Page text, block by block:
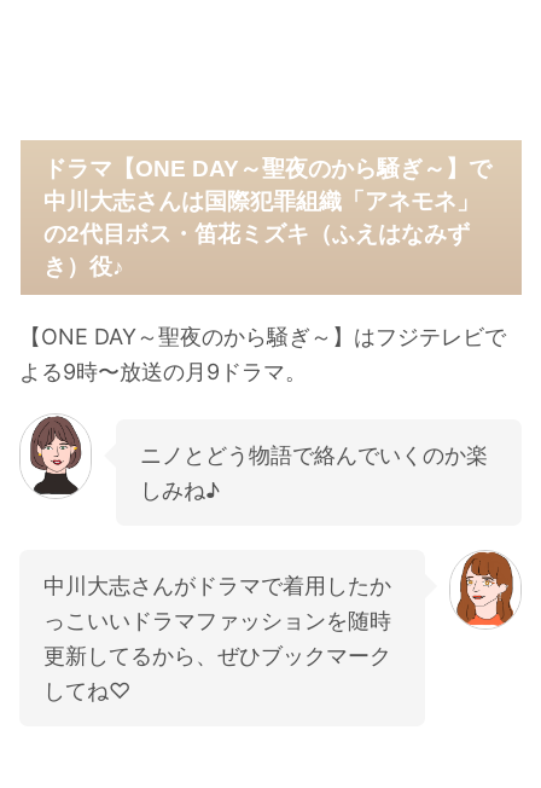
ドラマ【ONE DAY～聖夜のから騒ぎ～】で
中川大志さんは国際犯罪組織「アネモネ」
の2代目ボス・笛花ミズキ（ふえはなみず
き）役♪
【ONE DAY～聖夜のから騒ぎ～】はフジテレビで
よる9時〜放送の月9ドラマ。
ニノとどう物語で絡んでいくのか楽
しみね♪
中川大志さんがドラマで着用したか
っこいいドラマファッションを随時
更新してるから、ぜひブックマーク
してね♡